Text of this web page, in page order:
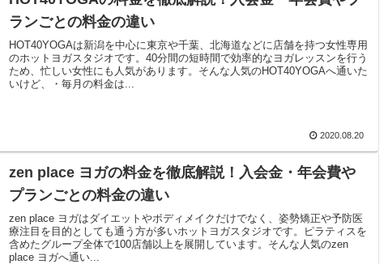
ランごとの料金の違い
HOT40YOGAは新潟を中心に東京や千葉、北海道などに店舗を持つ女性専用
のホットヨガスタジオです。40分間の短時間で効率的なヨガレッスンを行う
ため、忙しい女性にも人気があります。そんな人気のHOT40YOGAへ通いた
いけど、・毎月の料金は...
2020.08.20
zen place ヨガの料金を徹底解説！入会金・年会費や
プランごとの料金の違い
zen place ヨガはダイエットやボディメイクだけでなく、姿勢矯正や予防医
療注目を目的としても通う方が多いホットヨガスタジオです。ピラティスを
含めたグループ全体で100店舗以上を展開しています。そんな人気のzen
place ヨガへ通い...